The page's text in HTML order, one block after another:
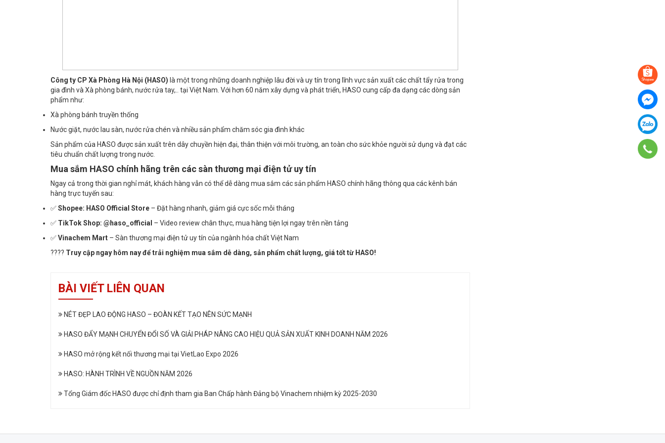
Công ty CP Xà Phòng Hà Nội (HASO) là một trong những doanh nghiệp lâu đời và uy tín trong lĩnh vực sản xuất các chất tẩy rửa trong
gia đình và Xà phòng bánh, nước rửa tay,.. tại Việt Nam. Với hơn 60 năm xây dựng và phát triển, HASO cung cấp đa dạng các dòng sản
phẩm như:
Xà phòng bánh truyền thống
Nước giặt, nước lau sàn, nước rửa chén và nhiều sản phẩm chăm sóc gia đình khác
Sản phẩm của HASO được sản xuất trên dây chuyền hiện đại, thân thiện với môi trường, an toàn cho sức khỏe người sử dụng và đạt các
tiêu chuẩn chất lượng trong nước.
Mua sắm HASO chính hãng trên các sàn thương mại điện tử uy tín
Ngay cả trong thời gian nghỉ mát, khách hàng vẫn có thể dễ dàng mua sắm các sản phẩm HASO chính hãng thông qua các kênh bán
hàng trực tuyến sau:
✅Shopee: HASO Official Store – Đặt hàng nhanh, giảm giá cực sốc mỗi tháng
✅ TikTok Shop: @haso_official – Video review chân thực, mua hàng tiện lợi ngay trên nền tảng
✅Vinachem Mart – Sàn thương mại điện tử uy tín của ngành hóa chất Việt Nam
???? Truy cập ngay hôm nay để trải nghiệm mua sắm dễ dàng, sản phẩm chất lượng, giá tốt từ HASO!
BÀI VIẾT LIÊN QUAN
NÉT ĐẸP LAO ĐỘNG HASO – ĐOÀN KẾT TẠO NÊN SỨC MẠNH
HASO ĐẨY MẠNH CHUYỂN ĐỔI SỐ VÀ GIẢI PHÁP NÂNG CAO HIỆU QUẢ SẢN XUẤT KINH DOANH NĂM 2026
HASO mở rộng kết nối thương mại tại VietLao Expo 2026
HASO: HÀNH TRÌNH VỀ NGUỒN NĂM 2026
Tổng Giám đốc HASO được chỉ định tham gia Ban Chấp hành Đảng bộ Vinachem nhiệm kỳ 2025-2030